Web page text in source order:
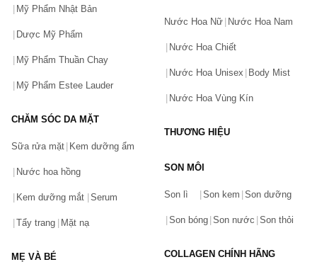
Bạn gặp vấn đề về sản phẩm hay mua hàng?
Hãy báo lỗi cho chúng tôi. Hoặc gọi cho chúng tôi qua số
Mỹ Phẩm Nhật Bản
Dược Mỹ Phẩm
Mỹ Phẩm Thuần Chay
Mỹ Phẩm Estee Lauder
CHĂM SÓC DA MẶT
Sữa rửa mặt Kem dưỡng ẩm
Nước hoa hồng
Kem dưỡng mắt Serum
Tẩy trang Mặt nạ
MẸ VÀ BÉ
Nước Hoa Nữ Nước Hoa Nam
Nước Hoa Chiết
Nước Hoa Unisex Body Mist
Nước Hoa Vùng Kín
THƯƠNG HIỆU
SON MÔI
Son lì Son kem Son dưỡng
Son bóng Son nước Son thỏi
COLLAGEN CHÍNH HÃNG